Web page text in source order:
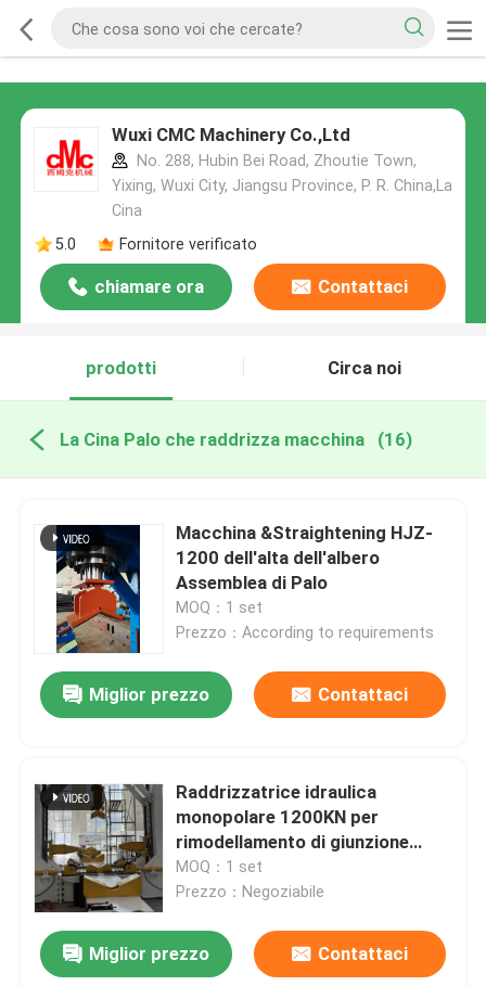
Wuxi CMC Machinery Co.,Ltd
No. 288, Hubin Bei Road, Zhoutie Town,
Yixing, Wuxi City, Jiangsu Province, P. R. China,La
Cina
5.0
Fornitore verificato
chiamare ora Contattaci
prodotti Circa noi
La Cina Palo che raddrizza macchina (16)
Macchina &Straightening HJZ-
1200 dell'alta dell'albero
Assemblea di Palo
MOQ：1 set
Prezzo：According to requirements
Miglior prezzo Contattaci
Raddrizzatrice idraulica
monopolare 1200KN per
rimodellamento di giunzione
raddrizzamento palo 5G
MOQ：1 set
Prezzo：Negoziabile
Miglior prezzo Contattaci